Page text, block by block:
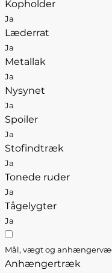
Kopholder
Ja
Læderrat
Ja
Metallak
Ja
Nysynet
Ja
Spoiler
Ja
Stofindtræk
Ja
Tonede ruder
Ja
Tågelygter
Ja
Mål, vægt og
Anhængertræk